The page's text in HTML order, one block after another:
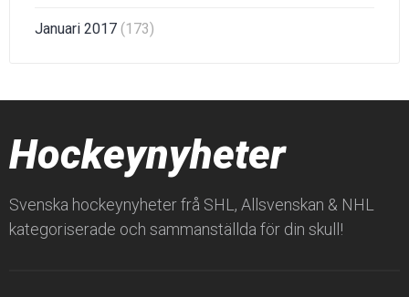
Januari 2017 (173)
Hockeynyheter
Svenska hockeynyheter frå SHL, Allsvenskan & NHL
kategoriserade och sammanställda för din skull!